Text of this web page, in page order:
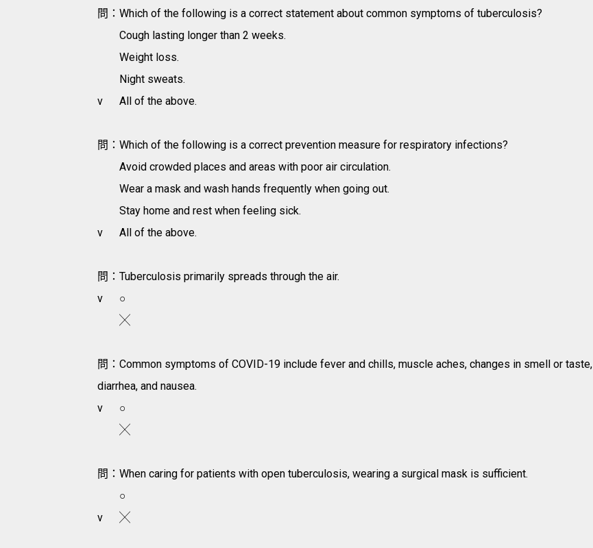
問：Which of the following is a correct statement about common symptoms of tuberculosis?
Cough lasting longer than 2 weeks.
Weight loss.
Night sweats.
v
All of the above.
問：Which of the following is a correct prevention measure for respiratory infections?
Avoid crowded places and areas with poor air circulation.
Wear a mask and wash hands frequently when going out.
Stay home and rest when feeling sick.
v
All of the above.
問：Tuberculosis primarily spreads through the air.
v
○
╳
問：Common symptoms of COVID-19 include fever and chills, muscle aches, changes in smell or taste,
diarrhea, and nausea.
v
○
╳
問：When caring for patients with open tuberculosis, wearing a surgical mask is sufficient.
○
v
╳